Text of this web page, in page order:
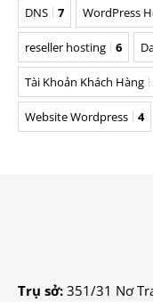
DNS 7 WordPress
reseller hosting 6
Tài Khoản Khách Hàng
Website Wordpress 4
Trụ sở: 351/31 Nơ